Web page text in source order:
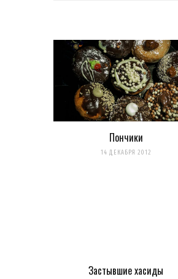
Сохранить моё имя, email и
Уведомить меня о новых
Пончики
14 ДЕКАБРЯ 2012
Застывшие хасиды